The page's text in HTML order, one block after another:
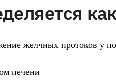
желчных протоков у
печени